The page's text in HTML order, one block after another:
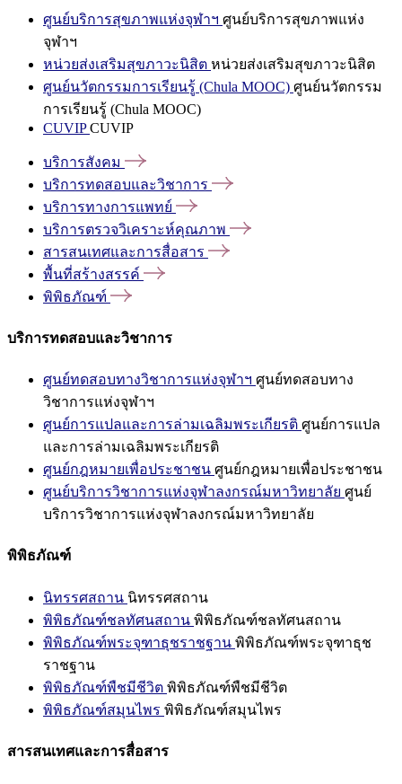
ศูนย์บริการสุขภาพแห่งจุฬาฯ ศูนย์บริการสุขภาพแห่ง
จุฬาฯ
หน่วยส่งเสริมสุขภาวะนิสิต หน่วยส่งเสริมสุขภาวะนิสิต
ศูนย์นวัตกรรมการเรียนรู้ (Chula MOOC) ศูนย์นวัตกรรม
การเรียนรู้ (Chula MOOC)
CUVIPCUVIP
บริการสังคม
บริการทดสอบและวิชาการ
บริการทางการแพทย์
บริการตรวจวิเคราะห์คุณภาพ
สารสนเทศและการสื่อสาร
พื้นที่สร้างสรรค์
พิพิธภัณฑ์
บริการทดสอบและวิชาการ
ศูนย์ทดสอบทางวิชาการแห่งจุฬาฯ ศูนย์ทดสอบทาง
วิชาการแห่งจุฬาฯ
ศูนย์การแปลและการล่ามเฉลิมพระเกียรติ ศูนย์การแปล
และการล่ามเฉลิมพระเกียรติ
ศูนย์กฎหมายเพื่อประชาชน ศูนย์กฎหมายเพื่อประชาชน
ศูนย์บริการวิชาการแห่งจุฬาลงกรณ์มหาวิทยาลัย ศูนย์
บริการวิชาการแห่งจุฬาลงกรณ์มหาวิทยาลัย
พิพิธภัณฑ์
นิทรรศสถาน นิทรรศสถาน
พิพิธภัณฑ์ชลทัศนสถาน พิพิธภัณฑ์ชลทัศนสถาน
พิพิธภัณฑ์พระจุฑาธุชราชฐาน พิพิธภัณฑ์พระจุฑาธุช
ราชฐาน
พิพิธภัณฑ์พืชมีชีวิต พิพิธภัณฑ์พืชมีชีวิต
พิพิธภัณฑ์สมุนไพร พิพิธภัณฑ์สมุนไพร
สารสนเทศและการสื่อสาร